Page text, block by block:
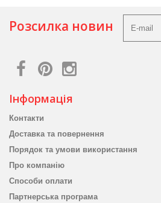
Розсилка новин
Інформація
Контакти
Доставка та повернення
Порядок та умови використання
Про компанію
Способи оплати
Партнерська програма